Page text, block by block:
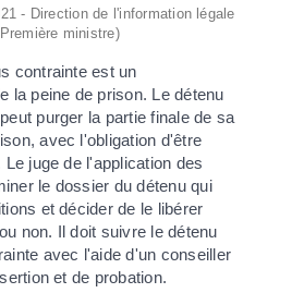
- Direction de l'information légale
ministre)
contrainte est un
la peine de prison. Le détenu
purger la partie finale de sa
avec l'obligation d'être
juge de l'application des
le dossier du détenu qui
et décider de le libérer
non. Il doit suivre le détenu
avec l'aide d'un conseiller
et de probation.